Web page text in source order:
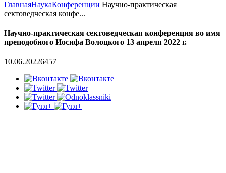
ГлавнаяНаукаКонференции Научно-практическая
сектоведческая конфе...
Научно-практическая сектоведческая конференция во имя
преподобного Иосифа Волоцкого 13 апреля 2022 г.
10.06.20226457